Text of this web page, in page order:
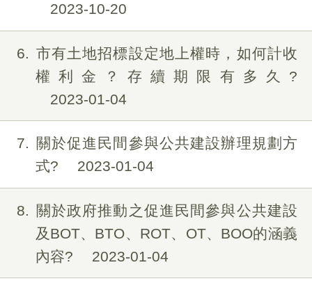
2023-10-20
6
市有土地招標設定地上權時，如何計收
權利金？存續期限有多久?
2023-01-04
7
關於促進民間參與公共建設辦理規劃方
式?
2023-01-04
8
關於政府推動之促進民間參與公共建設
及BOT、BTO、ROT、OT、BOO的涵義
內容?
2023-01-04